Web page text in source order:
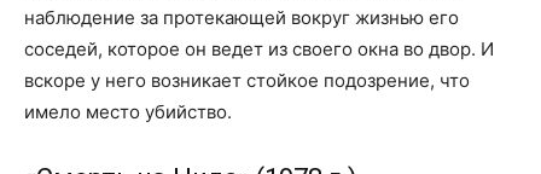
наблюдение за протекающей вокруг жизнью его
соседей, которое он ведет из своего окна во двор. И
вскоре у него возникает стойкое подозрение, что
имело место убийство.